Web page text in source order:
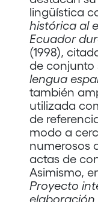
lingüística
histórica al
Ecuador
(1998),
de conjunto
lengua
también
utilizada
de
modo a
numerosos
actas de
Asimismo,
Proyecto
elaboración